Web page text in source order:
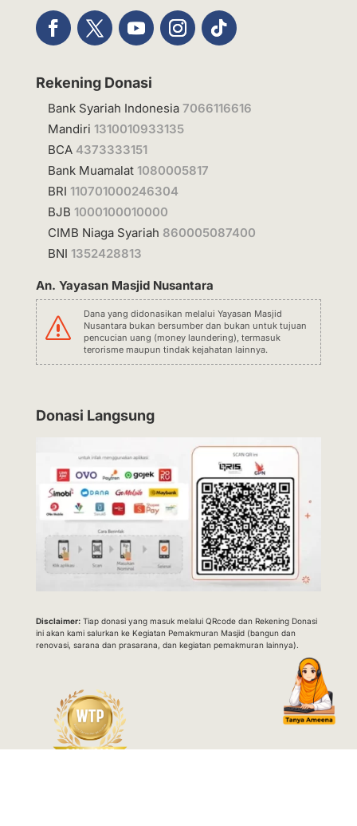
Rekening Donasi
Bank Syariah Indonesia 7066116616
Mandiri 1310010933135
BCA 4373333151
Bank Muamalat 1080005817
BRI 110701000246304
BJB 1000100010000
CIMB Niaga Syariah 860005087400
BNI 1352428813
An. Yayasan Masjid Nusantara
s
Dana yang didonasikan melalui Yayasan Masjid
Nusantara bukan bersumber dan bukan untuk tujuan
pencucian uang (money laundering), termasuk
terorisme maupun tindak kejahatan lainnya.
Donasi Langsung
Disclaimer:Tiap donasi yang masuk melalui QRcode dan Rekening Donasi
ini akan kami salurkan ke Kegiatan Pemakmuran Masjid (bangun dan
renovasi, sarana dan prasarana, dan kegiatan pemakmuran lainnya).